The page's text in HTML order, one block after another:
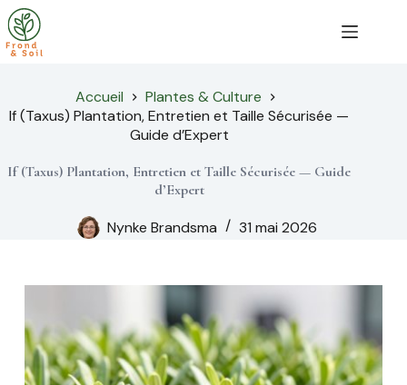
Passer
au
contenu
Accueil
Plantes & Culture
If (Taxus) Plantation, Entretien et Taille Sécurisée —
Guide d’Expert
If (Taxus) Plantation, Entretien et Taille Sécurisée — Guide
d’Expert
Nynke Brandsma 31 mai 2026